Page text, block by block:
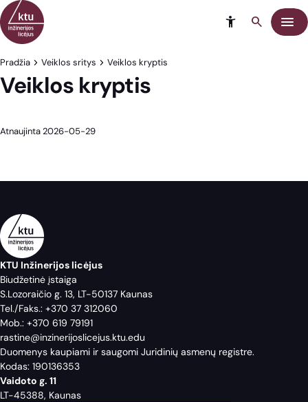
Eiti į turinį
Meniu
Pradžia Veiklos sritys Veiklos kryptis
Veiklos kryptis
Atnaujinta 2026-05-29
KTU Inžinerijos licėjus
Biudžetinė įstaiga
S.Lozoraičio g. 13, LT-50137 Kaunas
Tel./Faks.: +370 37 312060
Mob.: +370 619 79191
rastine@inzinerijoslicejus.ktu.edu
Duomenys kaupiami ir saugomi Juridinių asmenų registre.
Kodas: 190136353
Vaidoto g. 11
LT-45388, Kaunas